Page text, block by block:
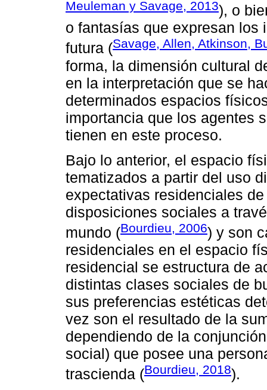
Meuleman y Savage, 2013), o
o fantasías que expresan los
futura (Savage, Allen, Atkinson,
forma, la dimensión cultural
en la interpretación que se
determinados espacios
importancia que los agentes
tienen en este proceso.
Bajo lo anterior, el espacio
tematizados a partir del uso
expectativas residenciales
disposiciones sociales a
mundo (Bourdieu, 2006) y son
residenciales en el espacio
residencial se estructura de
distintas clases sociales de
sus preferencias estéticas
vez son el resultado de la
dependiendo de la
social) que posee una
trascienda (Bourdieu, 2018).